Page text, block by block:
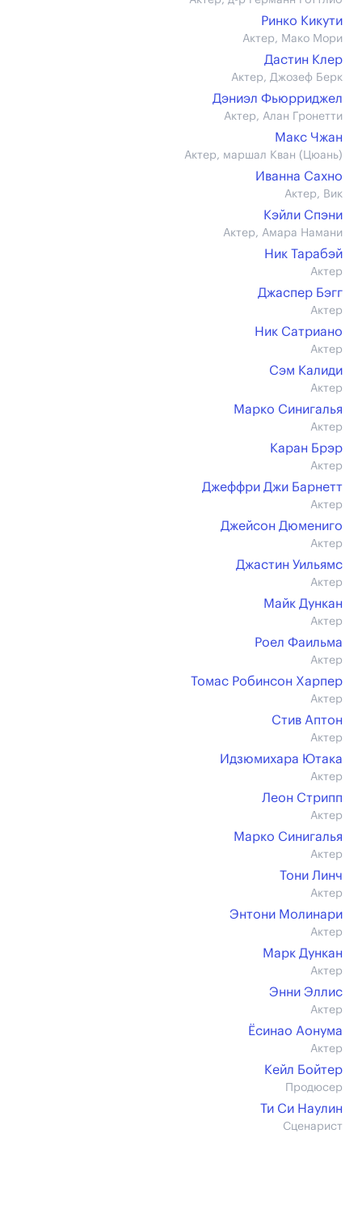
Ринко Кикути
Актер, Мако Мори
Дастин Клер
Актер, Джозеф Берк
Дэниэл Фьюрриджел
Актер, Алан Гронетти
Макс Чжан
Актер, маршал Кван (Цюань)
Иванна Сахно
Актер, Вик
Кэйли Спэни
Актер, Амара Намани
Ник Тарабэй
Актер
Джаспер Бэгг
Актер
Ник Сатриано
Актер
Сэм Калиди
Актер
Марко Синигалья
Актер
Каран Брэр
Актер
Джеффри Джи Барнетт
Актер
Джейсон Дюмениго
Актер
Джастин Уильямс
Актер
Майк Дункан
Актер
Роел Фаильма
Актер
Томас Робинсон Харпер
Актер
Стив Аптон
Актер
Идзюмихара Ютака
Актер
Леон Стрипп
Актер
Марко Синигалья
Актер
Тони Линч
Актер
Энтони Молинари
Актер
Марк Дункан
Актер
Энни Эллис
Актер
Ёсинао Аонума
Актер
Кейл Бойтер
Продюсер
Ти Си Наулин
Сценарист